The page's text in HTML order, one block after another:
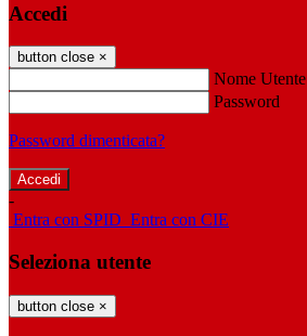
Accedi
button close ×
Nome Utente
Password
Password dimenticata?
-
Entra con SPID Entra con CIE
Seleziona utente
button close ×